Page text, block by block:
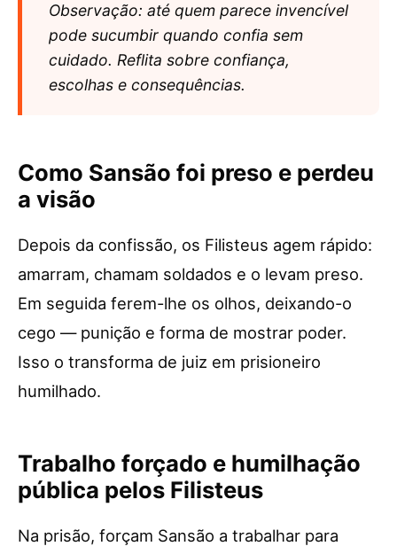
Observação: até quem parece invencível
pode sucumbir quando confia sem
cuidado. Reflita sobre confiança,
escolhas e consequências.
Como Sansão foi preso e perdeu
a visão
Depois da confissão, os Filisteus agem rápido:
amarram, chamam soldados e o levam preso.
Em seguida ferem-lhe os olhos, deixando-o
cego — punição e forma de mostrar poder.
Isso o transforma de juiz em prisioneiro
humilhado.
Trabalho forçado e humilhação
pública pelos Filisteus
Na prisão, forçam Sansão a trabalhar para